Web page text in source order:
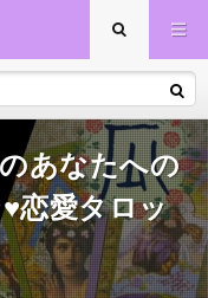
のあなたへの
恋愛タロッ